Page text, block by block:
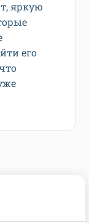
яркую
его